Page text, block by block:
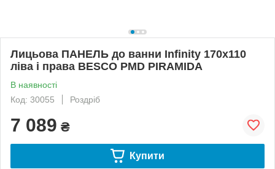
Лицьова ПАНЕЛЬ до ванни Infinity 170х110
ліва і права BESCO PMD PIRAMIDA
В наявності
Код: 30055
Роздріб
7 089 ₴
Купити